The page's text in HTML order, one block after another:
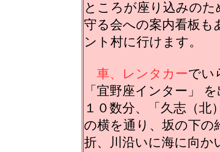
ところが座り込みの
守る会への案内看板
ント村に行けます。
車、レンタカーでい
「宜野座インター」
１０数分、「久志（北
の横を通り、坂の下の
折、川沿いに海に向か